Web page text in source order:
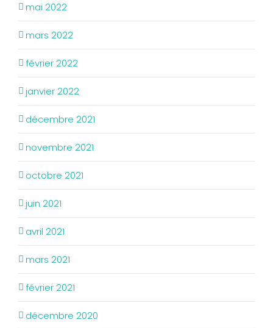
mai 2022
mars 2022
février 2022
janvier 2022
décembre 2021
novembre 2021
octobre 2021
juin 2021
avril 2021
mars 2021
février 2021
décembre 2020